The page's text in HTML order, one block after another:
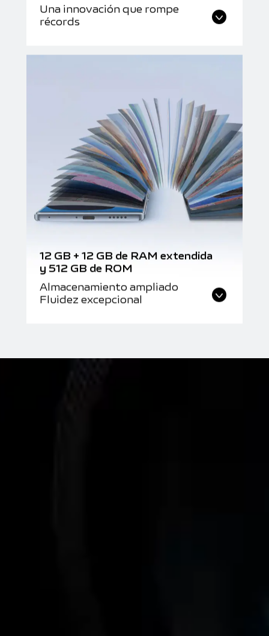
Una innovación que rompe
récords
12 GB + 12 GB de RAM extendida
y 512 GB de ROM
Almacenamiento ampliado
Fluidez excepcional